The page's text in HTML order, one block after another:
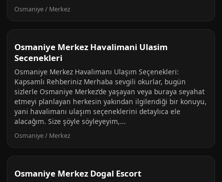
Osmaniye / Merkez
Osmaniye Merkez Havalimani Ulasim
Secenekleri
Osmaniye Merkez Havalimanı Ulaşım Seçenekleri:
Kapsamlı Rehberiniz Merhaba sevgili okurlar, bugün
sizlerle Osmaniye Merkez’de yaşayan veya buraya seyahat
etmeyi planlayan herkesin yakından ilgilendiği bir konuyu,
yani havalimanı ulaşım seçeneklerini detaylıca ele
alacağım. Size şöyle söyleyeyim,...
Osmaniye / Merkez
Osmaniye Merkez Dogal Escort